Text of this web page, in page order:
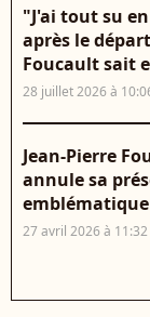
"J'ai tout su
après le
Foucault sait
28 juillet 2026 à
Jean-Pierre
annule sa
emblématique
27 avril 2026 à 11:32